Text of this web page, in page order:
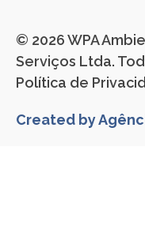
© 2026 WPA
Serviços Ltda.
Política de
Created by